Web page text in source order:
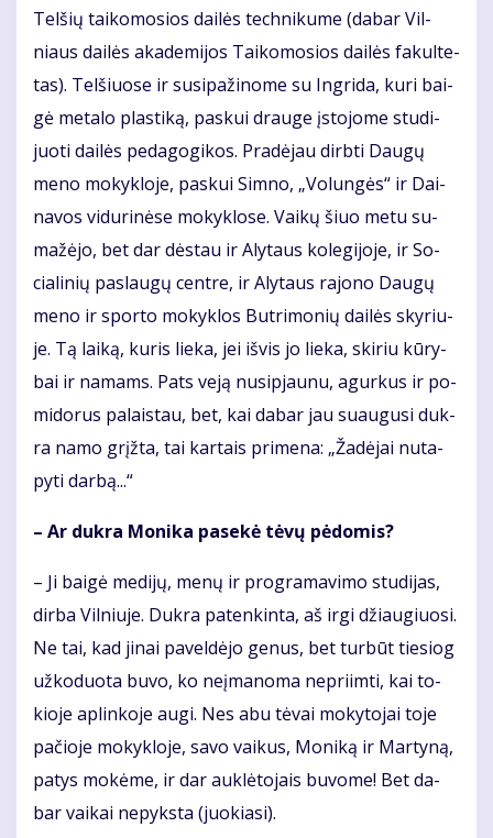
Tel­šių tai­ko­mo­sios dai­lės tech­ni­ku­me (da­bar Vil­
niaus dai­lės aka­de­mi­jos Tai­ko­mo­sios dai­lės fa­kul­te­
tas). Tel­šiuo­se ir su­si­pa­ži­no­me su In­gri­da, ku­ri bai­
gė me­ta­lo plas­ti­ką, pas­kui drau­ge įsto­jo­me stu­di­
juo­ti dai­lės pe­da­go­gi­kos. Pra­dė­jau dirb­ti Dau­gų
me­no mo­kyk­lo­je, pas­kui Simno, „Vo­lun­gės“ ir Dai­
na­vos vi­du­ri­nė­se mo­kyk­lo­se. Vai­kų šiuo me­tu su­
ma­žė­jo, bet dar dės­tau ir Aly­taus ko­le­gi­jo­je, ir So­
cia­li­nių pa­slau­gų cen­tre, ir Aly­taus ra­jo­no Dau­gų
me­no ir spor­to mo­kyk­los But­ri­mo­nių dai­lės sky­riu­
je. Tą lai­ką, ku­ris lie­ka, jei iš­vis jo lie­ka, ski­riu kū­ry­
bai ir na­mams. Pats ve­ją nu­si­pjau­nu, agur­kus ir po­
mi­do­rus pa­lais­tau, bet, kai da­bar jau su­au­gu­si duk­
ra na­mo grįž­ta, tai kar­tais pri­me­na: „Ža­dė­jai nu­ta­
py­ti dar­bą...“
– Ar duk­ra Mo­ni­ka pa­se­kė tė­vų pė­do­mis?
– Ji bai­gė me­di­jų, me­nų ir pro­gra­ma­vi­mo stu­di­jas,
dir­ba Vil­niu­je. Duk­ra pa­ten­kin­ta, aš ir­gi džiau­giuo­si.
Ne tai, kad ji­nai pa­vel­dė­jo ge­nus, bet tur­būt tie­siog
už­ko­duo­ta bu­vo, ko ne­įma­no­ma ne­pri­im­ti, kai to­
kio­je ap­lin­ko­je au­gi. Nes abu tė­vai mo­ky­to­jai to­je
pa­čio­je mo­kyk­lo­je, sa­vo vai­kus, Mo­ni­ką ir Mar­ty­ną,
pa­tys mo­kė­me, ir dar auk­lė­to­jais bu­vo­me! Bet da­
bar vai­kai ne­pyks­ta (juo­kia­si).